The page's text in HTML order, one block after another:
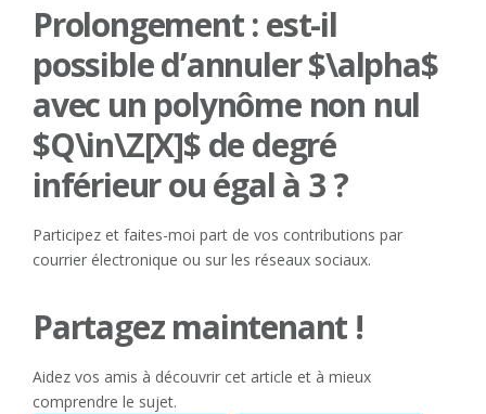
Prolongement : est-il
possible d’annuler $\alpha$
avec un polynôme non nul
$Q\in\Z[X]$ de degré
inférieur ou égal à 3 ?
Participez et faites-moi part de vos contributions par
courrier électronique ou sur les réseaux sociaux.
Partagez maintenant !
Aidez vos amis à découvrir cet article et à mieux
comprendre le sujet.